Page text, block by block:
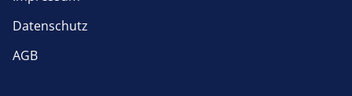
Datenschutz
AGB